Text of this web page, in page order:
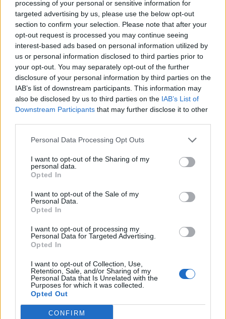
processing of your personal or sensitive information for
targeted advertising by us, please use the below opt-out
section to confirm your selection. Please note that after your
opt-out request is processed you may continue seeing
interest-based ads based on personal information utilized by
us or personal information disclosed to third parties prior to
your opt-out. You may separately opt-out of the further
disclosure of your personal information by third parties on the
IAB’s list of downstream participants. This information may
also be disclosed by us to third parties on the IAB’s List of
Downstream Participants that may further disclose it to other
Personal Data Processing Opt Outs
I want to opt-out of the Sharing of my
personal data.
Opted In
I want to opt-out of the Sale of my
Personal Data.
Opted In
I want to opt-out of processing my
Personal Data for Targeted Advertising.
Opted In
I want to opt-out of Collection, Use,
Retention, Sale, and/or Sharing of my
Personal Data that Is Unrelated with the
Purposes for which it was collected.
Opted Out
CONFIRM
Ακολουθήστε το Pink.gr στοGoogle News
και
μάθετε πρώτοι τα πιο hot νέα
Ακολουθήστε το Pink.gr και στο